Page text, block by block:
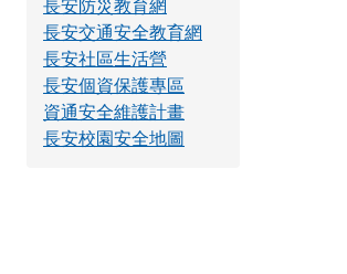
長安防災教育網
長安交通安全教育網
長安社區生活營
長安個資保護專區
資通安全維護計畫
長安校園安全地圖